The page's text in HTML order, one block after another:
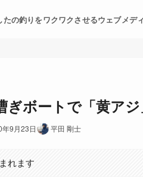
たの釣りをワクワクさせるウェブメデ
ぎボートで「黄ア
9月23日 平田 剛士
れます